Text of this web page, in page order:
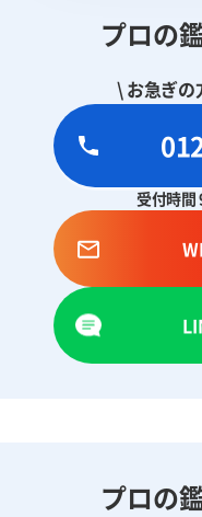
プロの
\ お急ぎの
受付時間
プロの